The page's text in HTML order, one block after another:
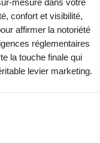
mesure dans votre
confort et visibilité,
affirmer la notoriété
réglementaires
la touche finale qui
levier marketing.